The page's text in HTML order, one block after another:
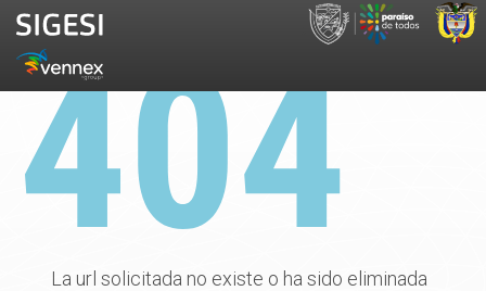
La url solicitada no existe o ha sido eliminada